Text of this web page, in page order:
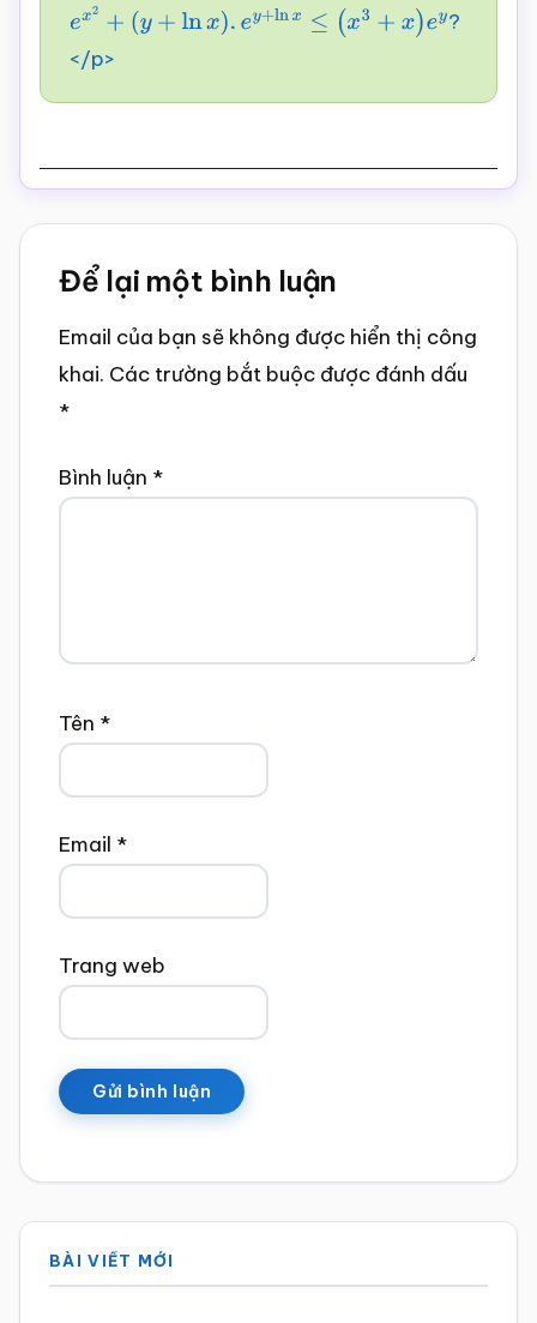
ex +( y+lnx ).ey+lnx≤ (x3 +x ey
?
</p>
Reader
Interactions
Để lại một bình luận
Email của bạn sẽ không được hiển thị công
khai. Các trường bắt buộc được đánh dấu
*
Bình luận *
Tên *
Email *
Trang web
Sidebar
chính
BÀI VIẾT MỚI